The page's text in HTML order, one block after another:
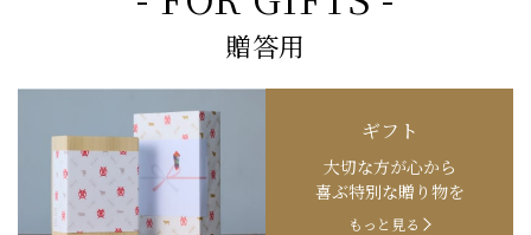
贈答用
ギフト
大切な方が心から
喜ぶ特別な贈り物を
もっと見る